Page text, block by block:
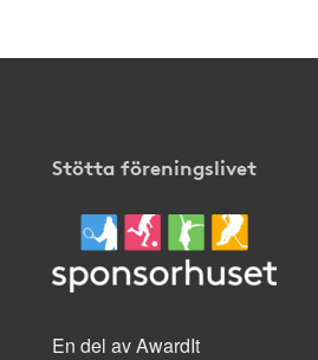
Stötta föreningslivet
En del av AwardIt